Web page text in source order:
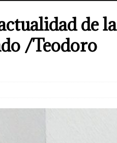
de la
/Teodoro